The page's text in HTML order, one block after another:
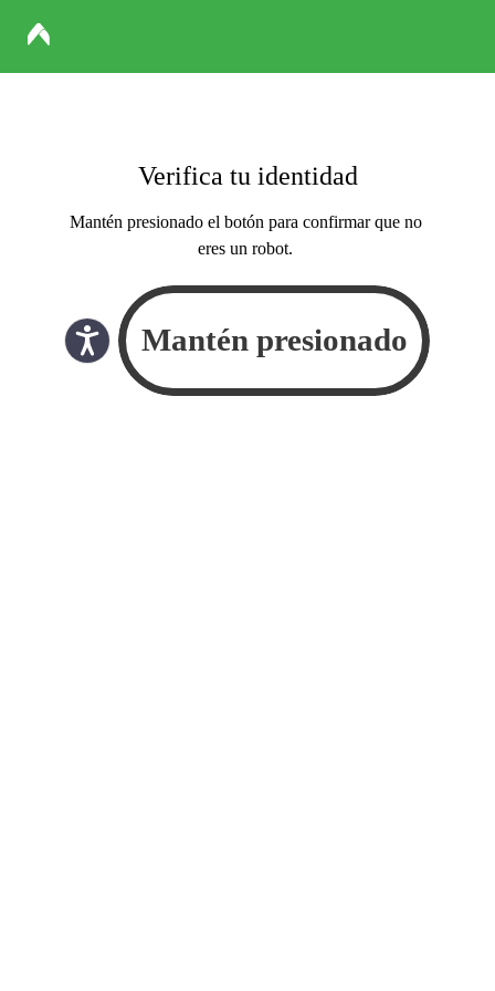
Verifica tu identidad
Mantén presionado el botón para confirmar que no
eres un robot.